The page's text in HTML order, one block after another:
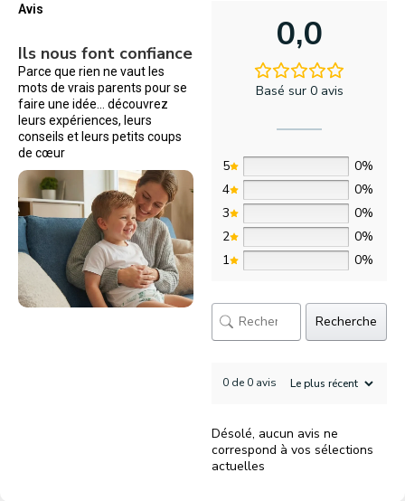
Avis
Ils nous font confiance
Parce que rien ne vaut les
mots de vrais parents pour se
faire une idée… découvrez
leurs expériences, leurs
conseils et leurs petits coups
de cœur
0,0
Basé sur 0 avis
5
0%
4
0%
3
0%
2
0%
1
0%
Recherche
0 de 0 avis
Désolé, aucun avis ne
correspond à vos sélections
actuelles